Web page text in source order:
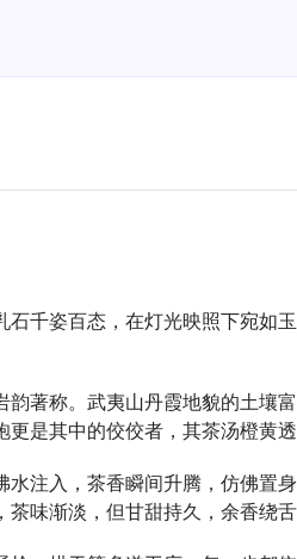
千姿百态，在灯光映照下宛
著称。武夷山丹霞地貌的土壤
是其中的佼佼者，其茶汤橙黄
注入，茶香瞬间升腾，仿佛置
味渐淡，但甘甜持久，余香绕